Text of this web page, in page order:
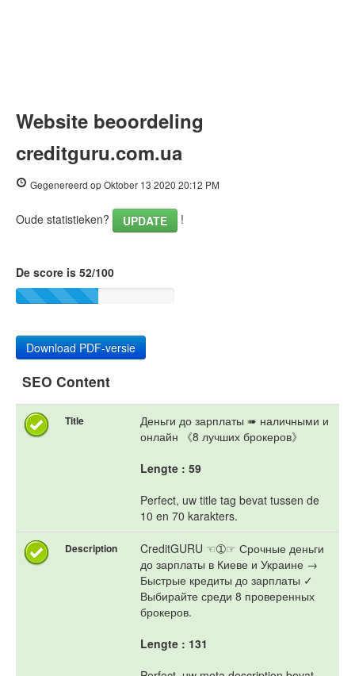
Website beoordeling
creditguru.com.ua
Gegenereerd op Oktober 13 2020 20:12 PM
Oude statistieken? UPDATE !
De score is 52/100
Download PDF-versie
SEO Content
Title
Деньги до зарплаты ➠ наличными и
онлайн 《8 лучших брокеров》
Lengte : 59
Perfect, uw title tag bevat tussen de
10 en 70 karakters.
Description
CreditGURU ☜➀☞ Срочные деньги
до зарплаты в Киеве и Украине →
Быстрые кредиты до зарплаты ✓
Выбирайте среди 8 проверенных
брокеров.
Lengte : 131